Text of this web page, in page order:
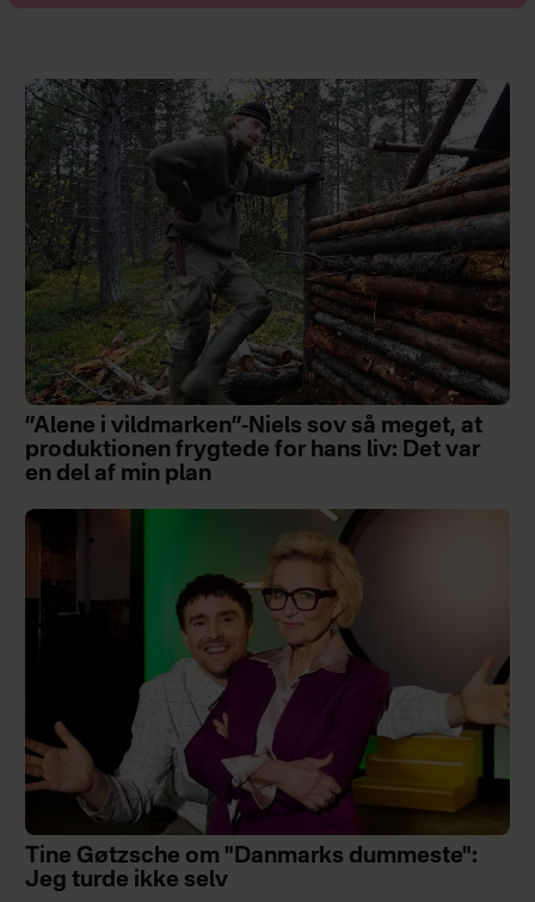
”Alene i vildmarken”-Niels sov så meget, at
produktionen frygtede for hans liv: Det var
en del af min plan
Tine Gøtzsche om "Danmarks dummeste":
Jeg turde ikke selv